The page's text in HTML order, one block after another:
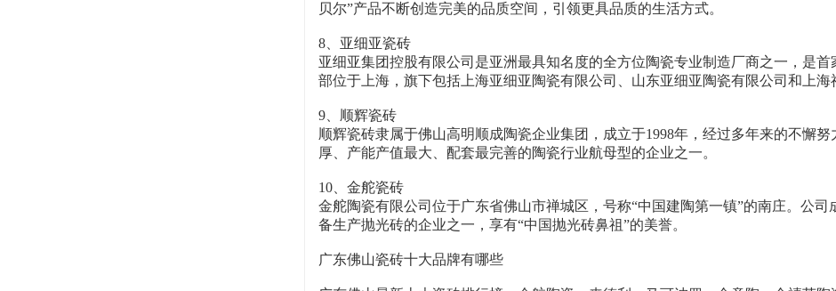
贝尔”产品不断创造完美的品质空间，引领更具品质的生活方式。
8、亚细亚瓷砖
亚细亚集团控股有限公司是亚洲最具知名度的全方位陶瓷专业制造厂商之一，是
部位于上海，旗下包括上海亚细亚陶瓷有限公司、山东亚细亚陶瓷有限公司和上海
9、顺辉瓷砖
顺辉瓷砖隶属于佛山高明顺成陶瓷企业集团，成立于1998年，经过多年来的不懈
厚、产能产值最大、配套最完善的陶瓷行业航母型的企业之一。
10、金舵瓷砖
金舵陶瓷有限公司位于广东省佛山市禅城区，号称“中国建陶第一镇”的南庄。公
备生产抛光砖的企业之一，享有“中国抛光砖鼻祖”的美誉。
广东佛山瓷砖十大品牌有哪些